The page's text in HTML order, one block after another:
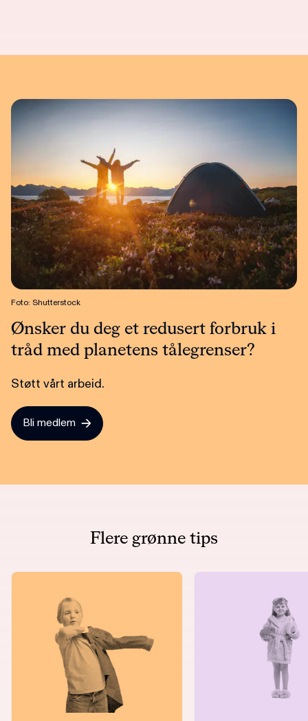
Foto: Shutterstock
Ønsker du deg et redusert forbruk i
tråd med planetens tålegrenser?
Støtt vårt arbeid.
Bli medlem
Flere grønne tips